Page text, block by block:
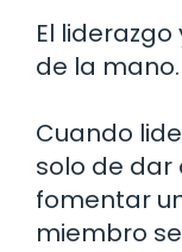
El
de la mano.
Cuando
solo de dar
fomentar
miembro